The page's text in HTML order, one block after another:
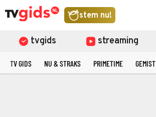
stem nu!
tvgids streaming
TV GIDS NU & STRAKS PRIMETIME GEMIST